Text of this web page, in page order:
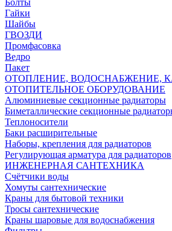
Болты
Гайки
Шайбы
ГВОЗДИ
Промфасовка
Ведро
Пакет
ОТОПЛЕНИЕ, ВОДОСНАБЖЕНИЕ,
ОТОПИТЕЛЬНОЕ ОБОРУДОВАНИЕ
Алюминиевые секционные радиаторы
Биметаллические секционные
Теплоносители
Баки расширительные
Наборы, крепления для радиаторов
Регулирующая арматура для радиаторов
ИНЖЕНЕРНАЯ САНТЕХНИКА
Счётчики воды
Хомуты сантехнические
Краны для бытовой техники
Тросы сантехнические
Краны шаровые для водоснабжения